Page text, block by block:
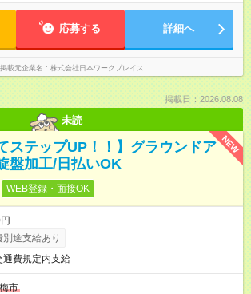
応募する 詳細へ
掲載元企業名 株式会社日本ワークプレイス
掲載日：2026.08.08
未読
NEW
ステップUP！！】グラウンドア
盤加工/日払いOK
WEB登録・面接OK
別途支給あり
通費規定内支給
市